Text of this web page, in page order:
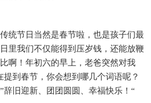
统节日当然是春节啦，也是孩子们最
里我们不仅能得到压岁钱，还能放鞭
啊！年初六的早上，老爸突然对我
提到春节，你会想到哪几个词语呢？
辞旧迎新、团团圆圆、幸福快乐！“